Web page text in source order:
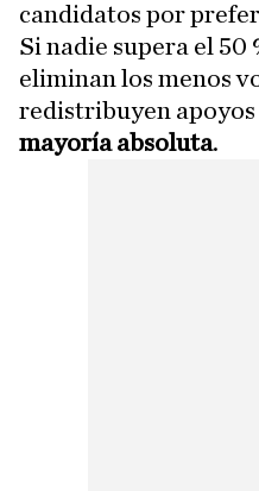
candidatos por
Si nadie supera el 50
eliminan los menos
redistribuyen apoyos
mayoría absoluta.